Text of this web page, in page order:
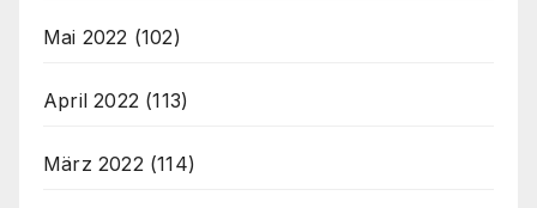
Mai 2022 (102)
April 2022 (113)
März 2022 (114)